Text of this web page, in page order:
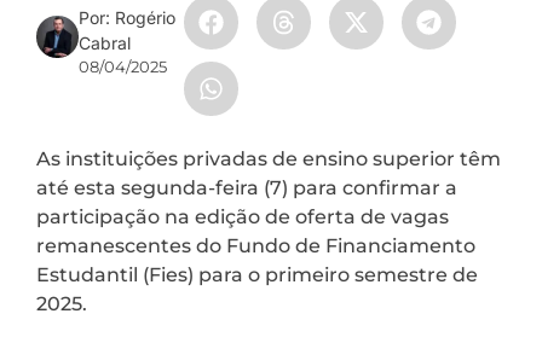
Por: Rogério
Cabral
08/04/2025
As instituições privadas de ensino superior têm
até esta segunda-feira (7) para confirmar a
participação na edição de oferta de vagas
remanescentes do Fundo de Financiamento
Estudantil (Fies) para o primeiro semestre de
2025.